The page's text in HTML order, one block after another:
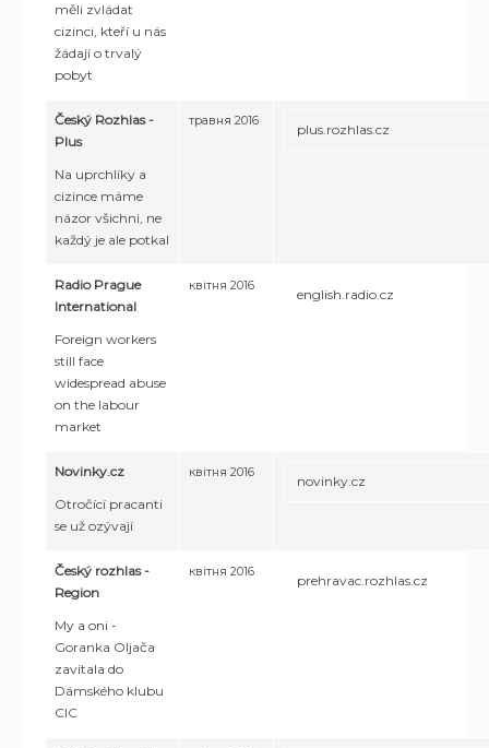
měli zvládat
cizinci, kteří u nás
žádají o trvalý
pobyt
Český Rozhlas -
Plus
Na uprchlíky a
cizince máme
názor všichni, ne
každý je ale potkal
травня 2016
plus.rozhlas.cz
Radio Prague
International
Foreign workers
still face
widespread abuse
on the labour
market
квітня 2016
english.radio.cz
Novinky.cz
Otročící pracanti
se už ozývají
квітня 2016
novinky.cz
Český rozhlas -
Region
My a oni -
Goranka Oljača
zavítala do
Dámského klubu
CIC
квітня 2016
prehravac.rozhlas.cz